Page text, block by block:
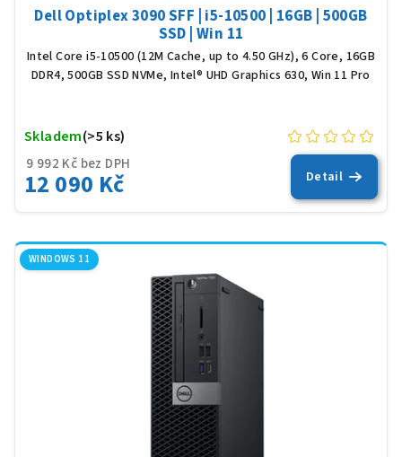
Dell Optiplex 3090 SFF | i5-10500 | 16GB | 500GB
SSD | Win 11
Intel Core i5-10500 (12M Cache, up to 4.50 GHz), 6 Core, 16GB
DDR4, 500GB SSD NVMe, Intel® UHD Graphics 630, Win 11 Pro
9 992 Kč bez DPH
12 090 Kč
Skladem(>5 ks)
Detail
WINDOWS 11